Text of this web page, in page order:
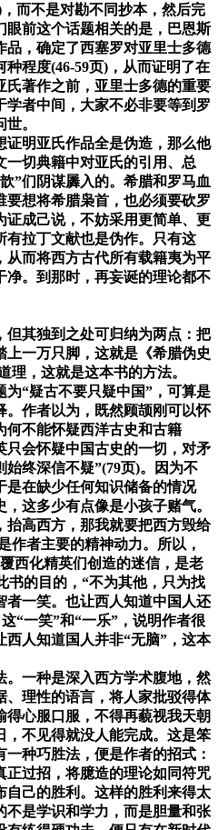
而不是对勘不同抄本，然后完
眼前这个话题相关的是，巴恩斯
品，确定了西塞罗对亚里士多德
程度(46-59页)，从而证明了在
氏著作之前，亚里士多德的重要
者中间，大家不必非要等到罗
。
证明亚氏作品全是伪造，那么他
切典籍中对亚氏的引用、总
”们阴谋羼入的。希腊和罗马血
要想将希腊枭首，也必须要砍罗
证成己说，不妨采用更简单、更
有拉丁文献也是伪作。只有这
从而将西方古代所有载籍夷为平
净。到那时，再妄诞的理论都不
但其独到之处可归纳为两点：把
一万只脚，这就是《希腊伪史
理，这就是这本书的方法。
“疑古不要只疑中国”，可算是
。作者以为，既然顾颉刚可以怀
何不能怀疑西洋古史和古籍
只会怀疑中国古史的一切，对矛
终深信不疑”(79页)。因为不
是在缺少任何知识储备的情况
这多少有点像是小孩子赌气。
抬高西方，那我就要把西方毁给
作者主要的精神动力。所以，
西化精英们创造的迷信，是老
书的目的，“不为其他，只为找
者一笑。也让西人知道中国人还
“一笑”和“一乐”，说明作者很
人知道国人并非“无脑”，这本
。一种是深入西方学术腹地，然
、理性的语言，将人家批驳得体
心服口服，不得再藐视我天朝
，不见得就没人能完成。这是笨
种巧胜法，便是作者的招式：
正过招，将臆造的理论如同符咒
自己的胜利。这样的胜利来得太
不是学识和学力，而是胆量和张